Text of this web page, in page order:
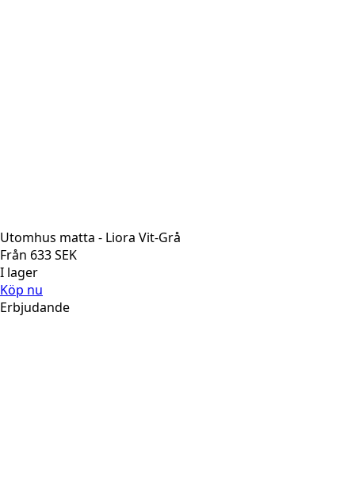
Utomhus matta - Liora Vit-Grå
Från 633SEK
I lager
Köp nu
Erbjudande